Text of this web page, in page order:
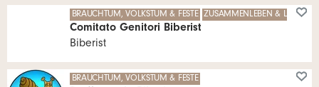
BRAUCHTUM, VOLKSTUM & FESTE ZUSAMMENLEBEN &
Comitato Genitori Biberist
Biberist
BRAUCHTUM, VOLKSTUM & FESTE